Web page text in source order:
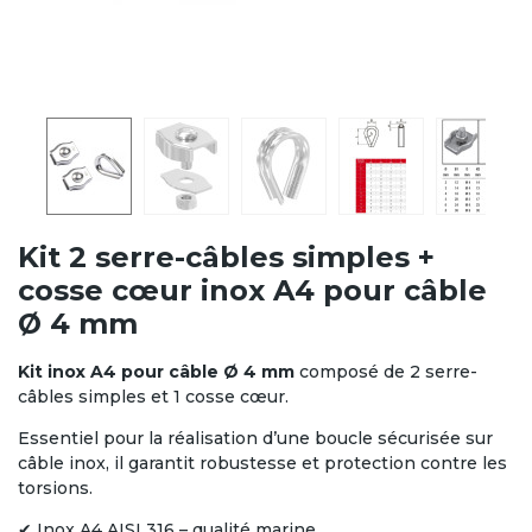
Kit 2 serre-câbles simples +
cosse cœur inox A4 pour câble
Ø 4 mm
Kit inox A4 pour câble Ø 4 mm composé de 2 serre-
câbles simples et 1 cosse cœur.
Essentiel pour la réalisation d’une boucle sécurisée sur
câble inox, il garantit robustesse et protection contre les
torsions.